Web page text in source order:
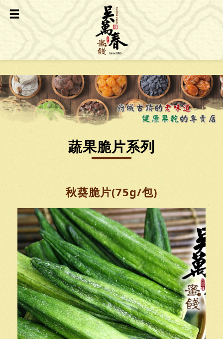
蔬果脆片系列
秋葵脆片(75g/包)